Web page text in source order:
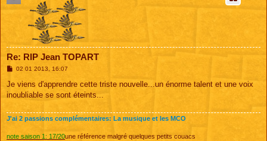
Re: RIP Jean TOPART
M
s
a
02 01 2013, 16:07
Je viens d'apprendre cette triste nouvelle...un énorme talent et une voix
inoubliable se sont éteints...
J'ai 2 passions complémentaires: La musique et les MCO
note saison 1: 17/20une référence malgré quelques petits couacs